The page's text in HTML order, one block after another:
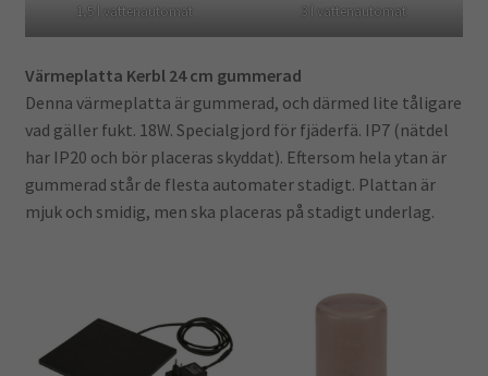
1,5 l vattenautomat 3 l vattenautomat
Värmeplatta Kerbl 24 cm gummerad
Denna värmeplatta är gummerad, och därmed lite tåligare
vad gäller fukt. 18W. Specialgjord för fjäderfä. IP7 (nätdel
har IP20 och bör placeras skyddat). Eftersom hela ytan är
gummerad står de flesta automater stadigt. Plattan är
mjuk och smidig, men ska placeras på stadigt underlag.